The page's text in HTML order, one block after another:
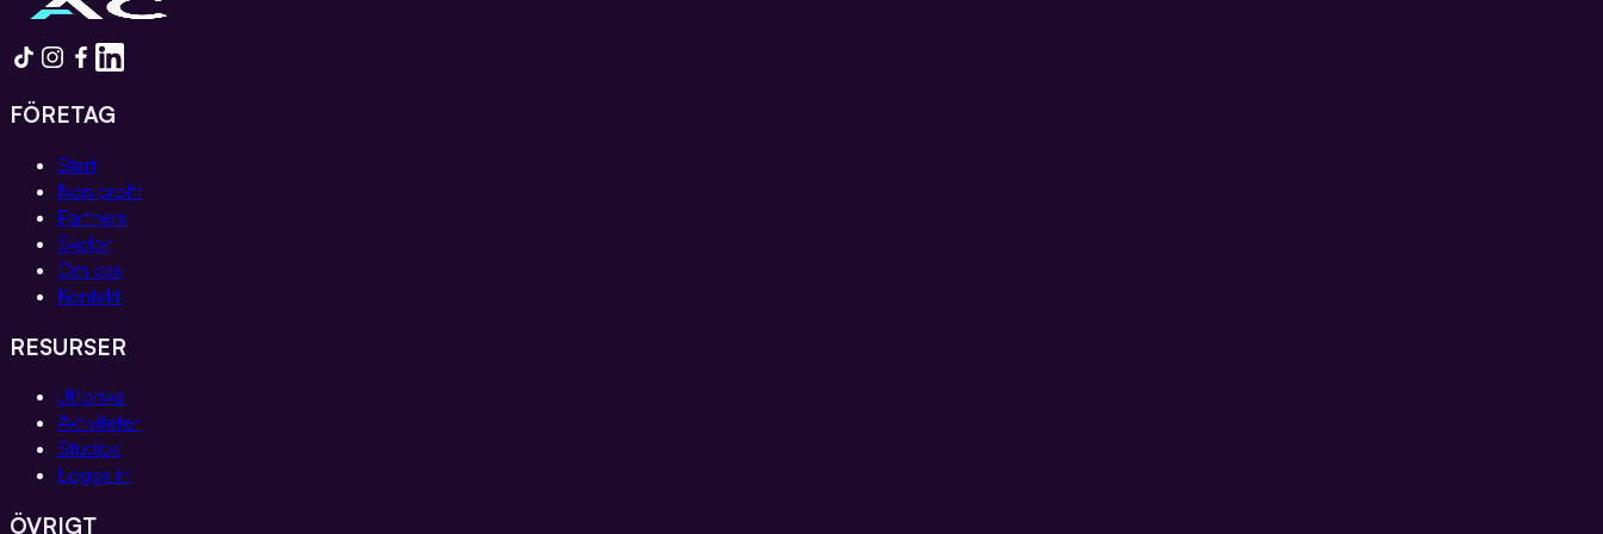
FÖRETAG
Start
Non profit
Partners
Skolor
Om oss
Kontakt
RESURSER
Utforska
Aktiviteter
Studios
Logga in
ÖVRIGT